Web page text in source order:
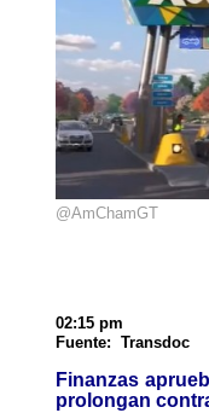
@AmChamGT
02:15 pm
Fuente: Transdoc
Finanzas
prolongan